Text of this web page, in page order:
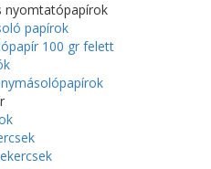
nyomtatópapírok
papírok
100 gr felett